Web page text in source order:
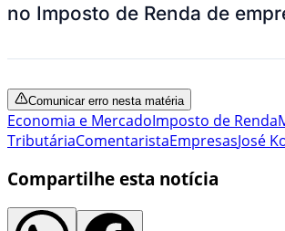
no Imposto de Renda de
Comunicar erro nesta matéria
Economia e MercadoImposto de Renda
TributáriaComentaristaEmpresasJosé
Compartilhe esta notícia